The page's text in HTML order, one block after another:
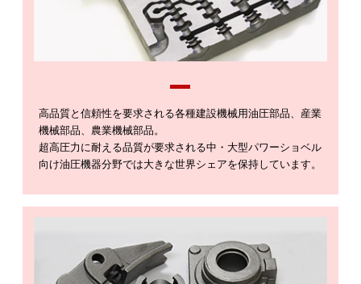
高品質と信頼性を要求される各種建設機械用油圧部品、産業
機械部品、農業機械部品。
超高圧力に耐える品質が要求される中・大型パワーショベル
向け油圧機器分野では大きな世界シェアを保持しています。